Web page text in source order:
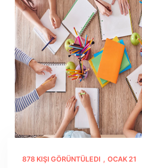
878 KIŞI GÖRÜNTÜLEDI , OCAK 21